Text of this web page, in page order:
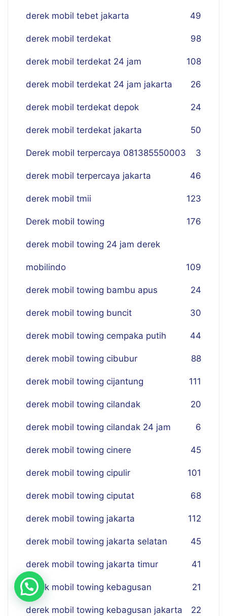
derek mobil tebet jakarta 49
derek mobil terdekat 98
derek mobil terdekat 24 jam 108
derek mobil terdekat 24 jam jakarta 26
derek mobil terdekat depok 24
derek mobil terdekat jakarta 50
Derek mobil terpercaya 081385550003 3
derek mobil terpercaya jakarta 46
derek mobil tmii 123
Derek mobil towing 176
derek mobil towing 24 jam derek
mobilindo 109
derek mobil towing bambu apus 24
derek mobil towing buncit 30
derek mobil towing cempaka putih 44
derek mobil towing cibubur 88
derek mobil towing cijantung 111
derek mobil towing cilandak 20
derek mobil towing cilandak 24 jam 6
derek mobil towing cinere 45
derek mobil towing cipulir 101
derek mobil towing ciputat 68
derek mobil towing jakarta 112
derek mobil towing jakarta selatan 45
derek mobil towing jakarta timur 41
derek mobil towing kebagusan 21
derek mobil towing kebagusan jakarta 22